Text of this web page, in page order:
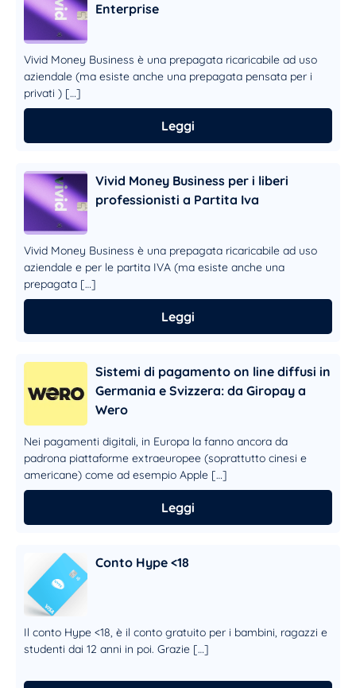
Enterprise
Vivid Money Business è una prepagata ricaricabile ad uso
aziendale (ma esiste anche una prepagata pensata per i
privati ) […]
Leggi
Vivid Money Business per i liberi
professionisti a Partita Iva
Vivid Money Business è una prepagata ricaricabile ad uso
aziendale e per le partita IVA (ma esiste anche una
prepagata […]
Leggi
Sistemi di pagamento on line diffusi in
Germania e Svizzera: da Giropay a
Wero
Nei pagamenti digitali, in Europa la fanno ancora da
padrona piattaforme extraeuropee (soprattutto cinesi e
americane) come ad esempio Apple […]
Leggi
Conto Hype <18
Il conto Hype <18, è il conto gratuito per i bambini, ragazzi e
studenti dai 12 anni in poi. Grazie […]